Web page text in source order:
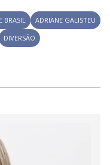
BRASIL
ADRIANE GALISTEU
DIVERSÃO